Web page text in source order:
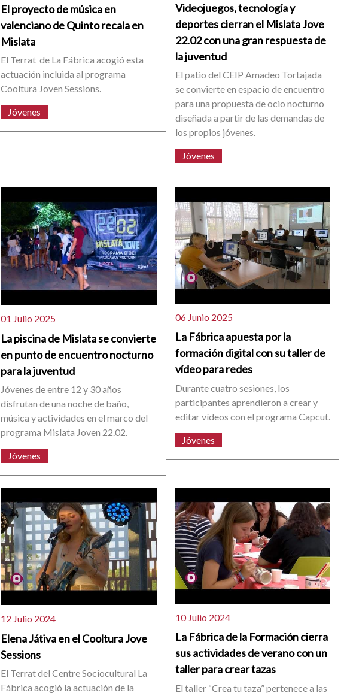
El proyecto de música en
valenciano de Quinto recala en
Mislata
El Terrat de La Fábrica acogió esta
actuación incluida al programa
Cooltura Joven Sessions.
Jóvenes
Videojuegos, tecnología y
deportes cierran el Mislata Jove
22.02 con una gran respuesta de
la juventud
El patio del CEIP Amadeo Tortajada
se convierte en espacio de encuentro
para una propuesta de ocio nocturno
diseñada a partir de las demandas de
los propios jóvenes.
Jóvenes
01 Julio 2025
La piscina de Mislata se convierte
en punto de encuentro nocturno
para la juventud
Jóvenes de entre 12 y 30 años
disfrutan de una noche de baño,
música y actividades en el marco del
programa Mislata Joven 22.02.
Jóvenes
06 Junio 2025
La Fábrica apuesta por la
formación digital con su taller de
vídeo para redes
Durante cuatro sesiones, los
participantes aprendieron a crear y
editar vídeos con el programa Capcut.
Jóvenes
12 Julio 2024
Elena Játiva en el Cooltura Jove
Sessions
El Terrat del Centre Sociocultural La
Fábrica acogió la actuación de la
10 Julio 2024
La Fábrica de la Formación cierra
sus actividades de verano con un
taller para crear tazas
El taller “Crea tu taza” pertenece a las